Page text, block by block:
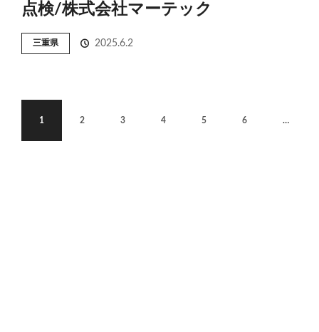
点検/株式会社マーテック
三重県 2025.6.2
1 2 3 4 5 6 …